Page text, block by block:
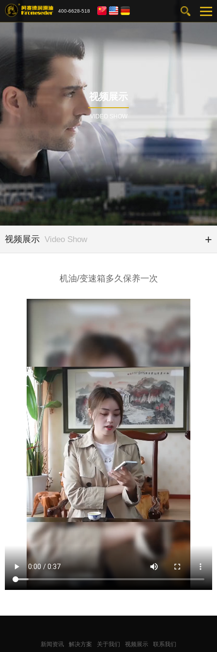
400-6628-518
视频展示
VIDEO SHOW
视频展示 Video Show
机油/变速箱多久保养一次
新闻资讯 解决方案 关于我们 视频展示 联系我们